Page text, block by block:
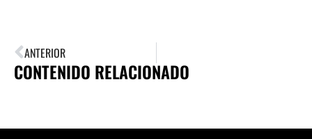
ANTERIOR
CONTENIDO RELACIONADO